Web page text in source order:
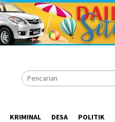
KRIMINAL DESA POLITIK